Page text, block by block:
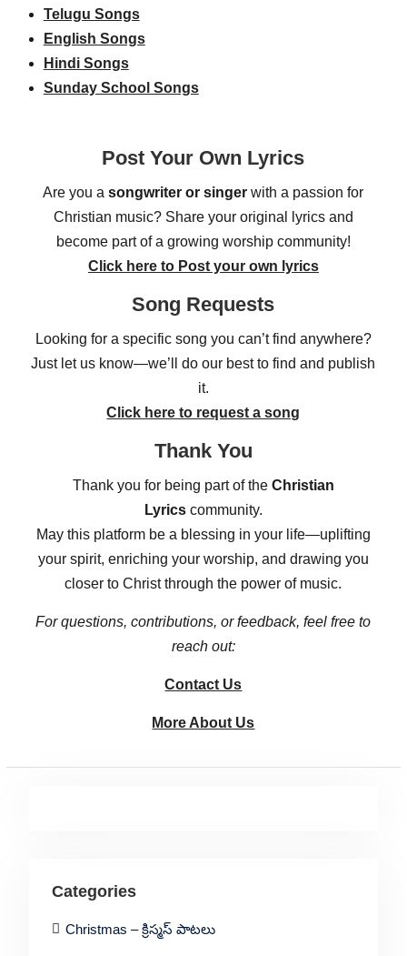
Telugu Songs
English Songs
Hindi Songs
Sunday School Songs
Post Your Own Lyrics
Are you asongwriter or singer with a passion for
Christian music? Share your original lyrics and
become part of a growing worship community!
Click here to Post your own lyrics
Song Requests
Looking for a specific song you can’t find anywhere?
Just let us know—we’ll do our best to find and publish
it.
Click here to request a song
Thank You
Thank you for being part of the Christian
Lyricscommunity.
May this platform be a blessing in your life—uplifting
your spirit, enriching your worship, and drawing you
closer to Christ through the power of music.
For questions, contributions, or feedback, feel free to
reach out:
Contact Us
More About Us
Categories
Christmas – క్రిస్మస్ పాటలు